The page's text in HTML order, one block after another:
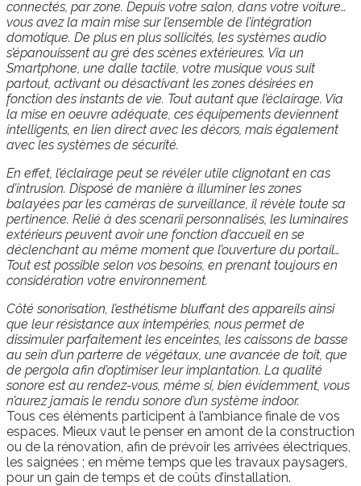
connectés, par zone. Depuis votre salon, dans votre voiture…
vous avez la main mise sur l’ensemble de l’intégration
domotique. De plus en plus sollicités, les systèmes audio
s’épanouissent au gré des scènes extérieures. Via un
Smartphone, une dalle tactile, votre musique vous suit
partout, activant ou désactivant les zones désirées en
fonction des instants de vie. Tout autant que l’éclairage. Via
la mise en oeuvre adéquate, ces équipements deviennent
intelligents, en lien direct avec les décors, mais également
avec les systèmes de sécurité.
En effet, l’éclairage peut se révéler utile clignotant en cas
d’intrusion. Disposé de manière à illuminer les zones
balayées par les caméras de surveillance, il révèle toute sa
pertinence. Relié à des scenarii personnalisés, les luminaires
extérieurs peuvent avoir une fonction d’accueil en se
déclenchant au même moment que l’ouverture du portail…
Tout est possible selon vos besoins, en prenant toujours en
considération votre environnement.
Côté sonorisation, l’esthétisme bluffant des appareils ainsi
que leur résistance aux intempéries, nous permet de
dissimuler parfaitement les enceintes, les caissons de basse
au sein d’un parterre de végétaux, une avancée de toit, que
de pergola afin d’optimiser leur implantation. La qualité
sonore est au rendez-vous, même si, bien évidemment, vous
n’aurez jamais le rendu sonore d’un système indoor.
Tous ces éléments participent à l’ambiance finale de vos
espaces. Mieux vaut le penser en amont de la construction
ou de la rénovation, afin de prévoir les arrivées électriques,
les saignées ; en même temps que les travaux paysagers,
pour un gain de temps et de coûts d’installation.